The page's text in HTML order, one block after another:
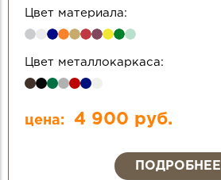
Цвет материала:
Цвет металлокаркаса:
цена: 4 900 руб.
ПОДРОБНЕЕ